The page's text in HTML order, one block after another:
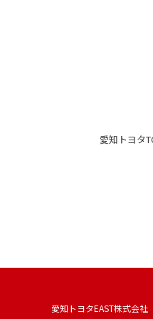
愛知トヨタ
愛知トヨタEAST株式会